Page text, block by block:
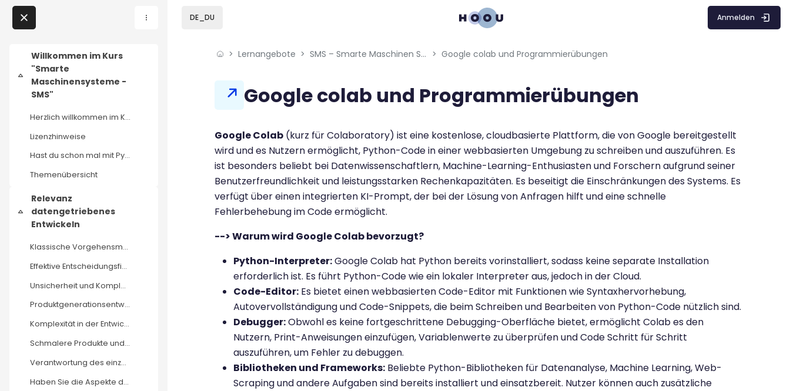
Home
Lernangebote
Meine Lernangebote
News
Veranstaltungen
Einklappen
Willkommen im Kurs
"Smarte
Maschinensysteme -
SMS"
Herzlich willkommen im Kurs SMS - Smarte Maschinen...
Lizenzhinweise
Hast du schon mal mit Python gearbeitet?
Themenübersicht
Einklappen
Relevanz
datengetriebenes
Entwickeln
Klassische Vorgehensmodelle in der Produktentwicklung und ihre Herausforderungen bei komplexen Fragen
Effektive Entscheidungsfindung in der datengetriebenen Produktentwicklung: Von Verantwortung über Komplexität zu schlankeren Produkten
Unsicherheit und Komplexität in der Produktentwicklung mit datengetriebenen Methoden bewältigen
Produktgenerationsentwicklung (PGE): Bewältigung moderner Entwicklungsherausforderungen mit datengetriebenen Ansätzen
Komplexität in der Entwicklung
Schmalere Produkte und beherrschbare Komplexität: Optimierung der Produktentwicklung
Verantwortung des einzelnen Entwickelnden
Haben Sie die Aspekte der datengesteuerten Produktentwicklung verstanden?
Direkt zu - Schließen
DE_DU Anmelden
Lernangebote SMS – Smarte Maschinen Systeme: Daten von smarten Geräten nutzen Google colab und Programmierübungen
BlöckeGoogle colab und Programmierübungen
Blöcke
Abschlussbedingungen
Google Colab (kurz für Colaboratory) ist eine kostenlose, cloudbasierte Plattform, die von Google bereitgestellt
wird und es Nutzern ermöglicht, Python-Code in einer webbasierten Umgebung zu schreiben und auszuführen. Es
ist besonders beliebt bei Datenwissenschaftlern, Machine-Learning-Enthusiasten und Forschern aufgrund seiner
Benutzerfreundlichkeit und leistungsstarken Rechenkapazitäten. Es beseitigt die Einschränkungen des Systems. Es
verfügt über einen integrierten KI-Prompt, der bei der Lösung von Anfragen hilft und eine schnelle
Fehlerbehebung im Code ermöglicht.
--> Warum wird Google Colab bevorzugt?
Python-Interpreter:Google Colab hat Python bereits vorinstalliert, sodass keine separate Installation
erforderlich ist. Es führt Python-Code wie ein lokaler Interpreter aus, jedoch in der Cloud.
Code-Editor: Es bietet einen webbasierten Code-Editor mit Funktionen wie Syntaxhervorhebung,
Autovervollständigung und Code-Snippets, die beim Schreiben und Bearbeiten von Python-Code nützlich sind.
Debugger:Obwohl es keine fortgeschrittene Debugging-Oberfläche bietet, ermöglicht Colab es den
Nutzern, Print-Anweisungen einzufügen, Variablenwerte zu überprüfen und Code Schritt für Schritt
auszuführen, um Fehler zu debuggen.
Bibliotheken und Frameworks: Beliebte Python-Bibliotheken für Datenanalyse, Machine Learning, Web-
Scraping und andere Aufgaben sind bereits installiert und einsatzbereit. Nutzer können auch zusätzliche